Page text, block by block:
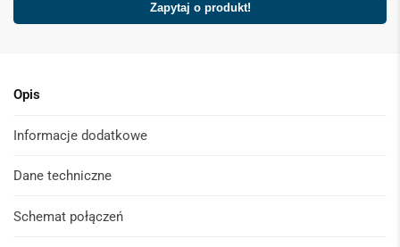
Zapytaj o produkt!
Opis
Informacje dodatkowe
Dane techniczne
Schemat połączeń